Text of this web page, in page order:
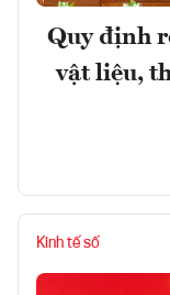
Quy định
vật liệu,
Kinh tế số